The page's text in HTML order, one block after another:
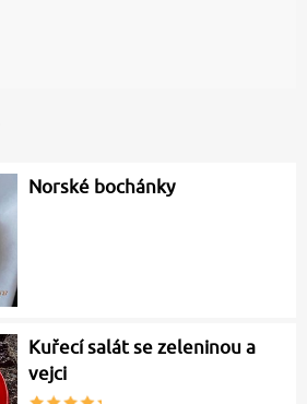
Norské bochánky
Kuřecí salát se zeleninou a
vejci